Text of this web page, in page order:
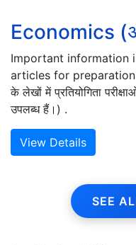
Economics
Important information
articles for
के लेखों में प्रतियोगिता
उपलब्ध हैं।) .
View Details
SEE